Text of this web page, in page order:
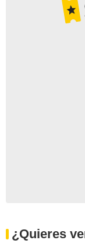
¿Quieres